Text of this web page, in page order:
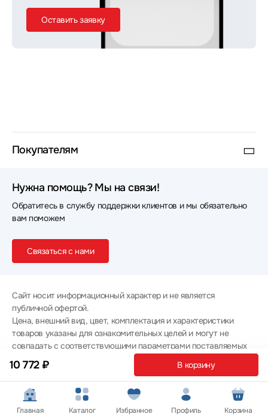
10 772 ₽ В корзину
Оставить заявку
Покупателям
Нужна помощь? Мы на связи!
Обратитесь в службу поддержки клиентов и мы обязательно
вам поможем
Связаться с нами
Сайт носит информационный характер и не является
публичной офертой.
Цена, внешний вид, цвет, комплектация и характеристики
товаров указаны для ознакомительных целей и могут не
совпадать с соответствующими параметрами поставляемых
товаров - уточняйте информацию у менеджера при
оформлении заказа.
Политика конфиденциальности
© 2012 — 2026 ООО «Эпл Тэк»
Главная Каталог Избранное Профиль Корзина